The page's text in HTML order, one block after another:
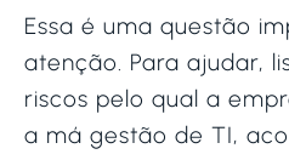
Essa é uma questão
atenção. Para ajudar,
riscos pelo qual a
a má gestão de TI,